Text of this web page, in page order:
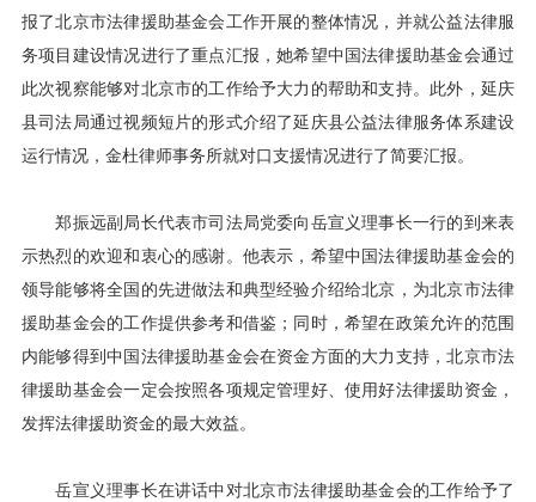
报了北京市法律援助基金会工作开展的整体情况，并就公益法律服
务项目建设情况进行了重点汇报，她希望中国法律援助基金会通过
此次视察能够对北京市的工作给予大力的帮助和支持。此外，延庆
县司法局通过视频短片的形式介绍了延庆县公益法律服务体系建设
运行情况，金杜律师事务所就对口支援情况进行了简要汇报。
郑振远副局长代表市司法局党委向岳宣义理事长一行的到来表
示热烈的欢迎和衷心的感谢。他表示，希望中国法律援助基金会的
领导能够将全国的先进做法和典型经验介绍给北京，为北京市法律
援助基金会的工作提供参考和借鉴；同时，希望在政策允许的范围
内能够得到中国法律援助基金会在资金方面的大力支持，北京市法
律援助基金会一定会按照各项规定管理好、使用好法律援助资金，
发挥法律援助资金的最大效益。
岳宣义理事长在讲话中对北京市法律援助基金会的工作给予了